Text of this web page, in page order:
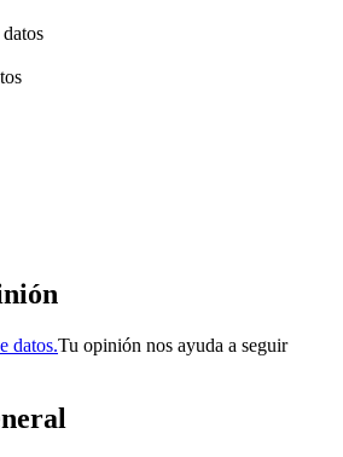
datos.Tu opinión nos ayuda a seguir